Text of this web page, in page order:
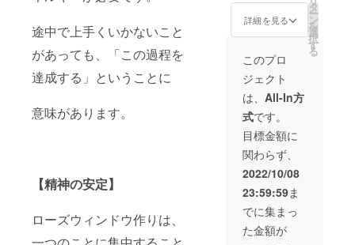
途中で上手くいかないこと
があっても、「この過程を
達成する」ということに
意味があります。
【精神の安定】
ローズウィンドウ作りは、
サイズ
フレー
ム付き
㎝ ・
ローズ
ウィン
ドウを
ギフト
にも こ
ちらか
らの発
送も可
能で
す。 そ
の際は
備考欄
に詳細
をご記
詳細を見る
タ
ー
ン
を
選
択
す
る
このプロ
ジェクト
は、 All-In方
式です。
目標金額に
関わらず、
2022/10/08
23:59:59ま
でに集まっ
た金額が